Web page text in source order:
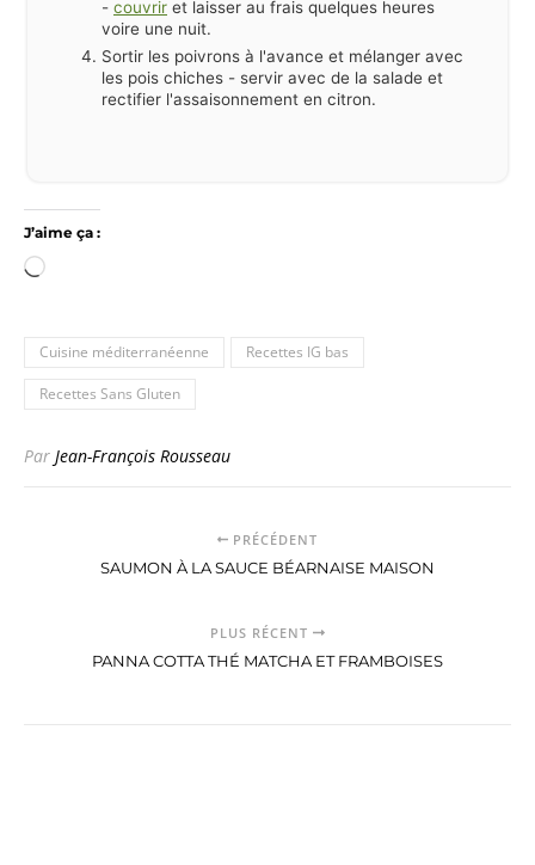
- couvrir et laisser au frais quelques heures
voire une nuit.
Sortir les poivrons à l'avance et mélanger avec
les pois chiches - servir avec de la salade et
rectifier l'assaisonnement en citron.
J’aime ça :
Chargement…
Cuisine méditerranéenne Recettes IG bas
Recettes Sans Gluten
Par Jean-François Rousseau
PRÉCÉDENT
SAUMON À LA SAUCE BÉARNAISE MAISON
PLUS RÉCENT
PANNA COTTA THÉ MATCHA ET FRAMBOISES